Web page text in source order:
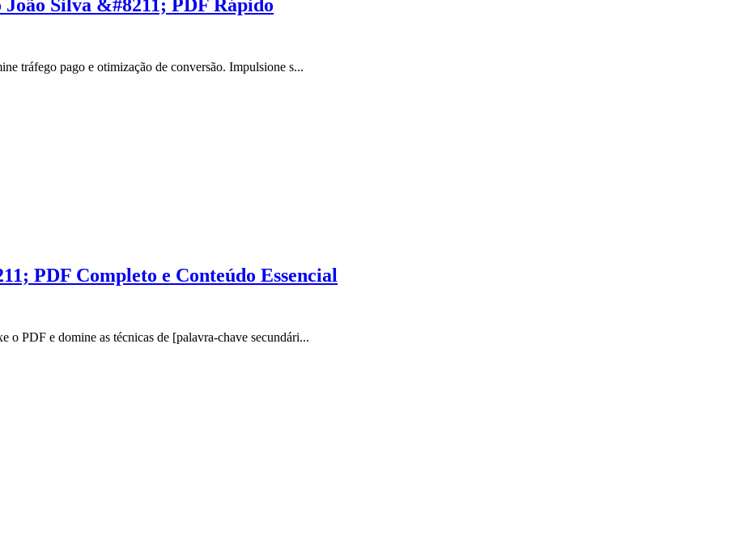
Silva &#8211; PDF Rápido
tráfego pago e otimização de conversão. Impulsione s...
PDF Completo e Conteúdo Essencial
PDF e domine as técnicas de [palavra-chave secundári...